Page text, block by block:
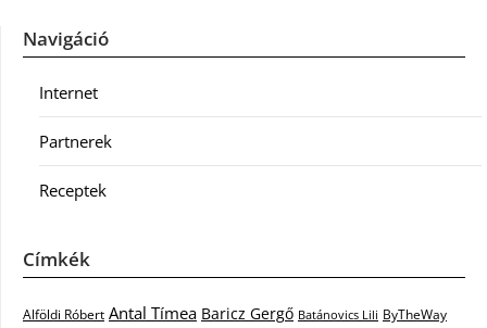
Navigáció
Internet
Partnerek
Receptek
Címkék
Alföldi Róbert Antal Tímea Baricz Gergő Batánovics Lili ByTheWay